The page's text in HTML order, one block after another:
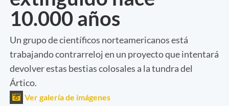
10.000 años
Un grupo de científicos norteamericanos está
trabajando contrarreloj en un proyecto que intentará
devolver estas bestias colosales a la tundra del
Ártico.
Ver galería de imágenes